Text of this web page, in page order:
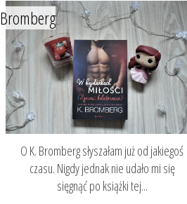
Bromberg
O K. Bromberg słyszałam już od jakiegoś
czasu. Nigdy jednak nie udało mi się
sięgnąć po książki tej...